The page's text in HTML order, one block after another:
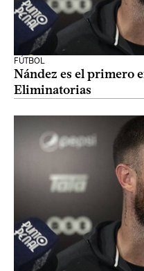
FÚTBOL
Nández es el primero
Eliminatorias